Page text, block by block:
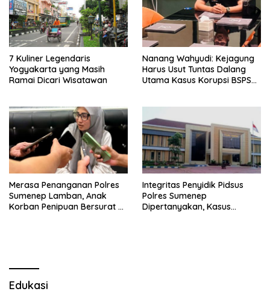
7 Kuliner Legendaris
Yogyakarta yang Masih
Ramai Dicari Wisatawan
Nanang Wahyudi: Kejagung
Harus Usut Tuntas Dalang
Utama Kasus Korupsi BSPS
Merasa Penanganan Polres
Sumenep Lamban, Anak
Korban Penipuan Bersurat ke
Integritas Penyidik Pidsus
Polres Sumenep
Dipertanyakan, Kasus
Edukasi